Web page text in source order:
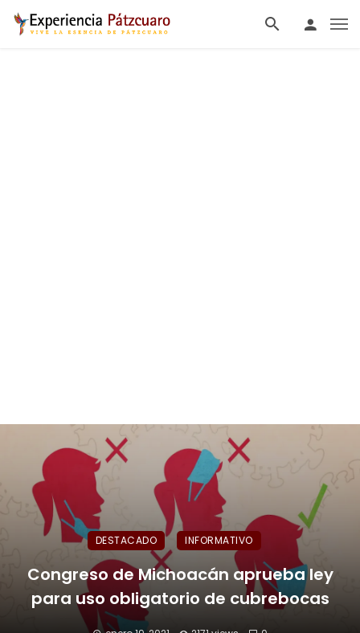
DESTACADO INFORMATIVO
Congreso de Michoacán aprueba ley
para uso obligatorio de cubrebocas